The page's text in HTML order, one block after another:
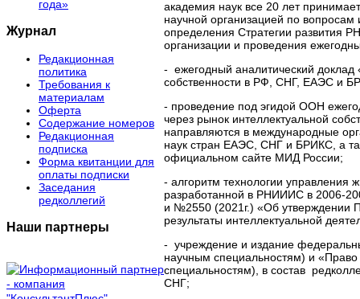
года»
Журнал
Редакционная
политика
Требования к
материалам
Оферта
Содержание номеров
Редакционная
подписка
Форма квитанции для
оплаты подписки
Заседания
редколлегий
Наши партнеры
академия наук все 20 лет
научной организацией по вопросам
определения Стратегии развития
организации и проведения
- ежегодный аналитический
собственности в РФ, СНГ, ЕАЭС и
- проведение под эгидой ООН
через рынок интеллектуальной
направляются в международные
наук стран ЕАЭС, СНГ и БРИКС, а
официальном сайте МИД России;
- алгоритм технологии управления
разработанной в РНИИИС в 2006-
и №2550 (2021г.) «Об утверждении
результаты интеллектуальной
- учреждение и издание
научным специальностям) и
специальностям), в состав
СНГ;